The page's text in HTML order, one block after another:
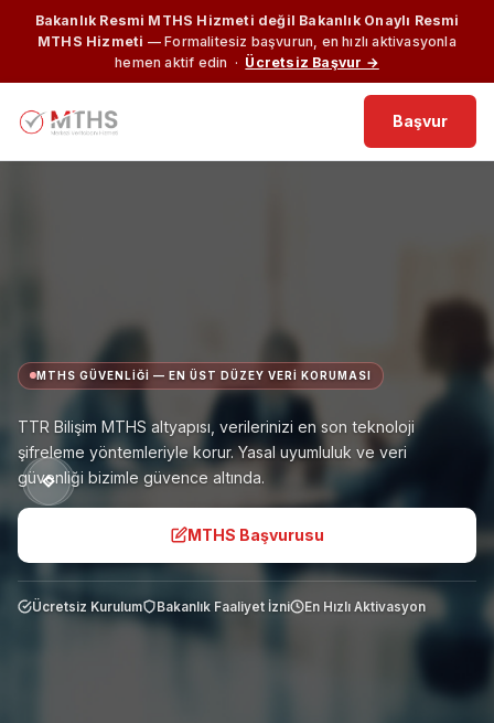
Bakanlık Resmi MTHS Hizmeti değil Bakanlık Onaylı Resmi
MTHS Hizmeti — Formalitesiz başvurun, en hızlı aktivasyonla
hemen aktif edin · Ücretsiz Başvur →
Başvur
MTHS GÜVENLIĞI — EN ÜST DÜZEY VERI KORUMASI
TTR Bilişim MTHS altyapısı, verilerinizi en son teknoloji
şifreleme yöntemleriyle korur. Yasal uyumluluk ve veri
güvenliği bizimle güvence altında.
MTHS Başvurusu
Ücretsiz Kurulum Bakanlık Faaliyet İzni En Hızlı Aktivasyon